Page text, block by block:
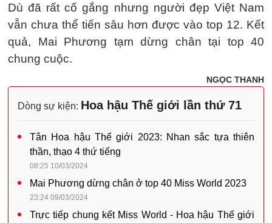
Dù đã rất cố gắng nhưng người đẹp Việt Nam
vẫn chưa thể tiến sâu hơn được vào top 12. Kết
quả, Mai Phương tạm dừng chân tại top 40
chung cuộc.
NGỌC THANH
Dòng sự kiện: Hoa hậu Thế giới lần thứ 71
Tân Hoa hậu Thế giới 2023: Nhan sắc tựa thiên
thần, thạo 4 thứ tiếng
08:25 10/03/2024
Mai Phương dừng chân ở top 40 Miss World 2023
23:24 09/03/2024
Trực tiếp chung kết Miss World - Hoa hậu Thế giới